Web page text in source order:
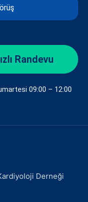
Randevu
09:00 – 12:00
Derneği